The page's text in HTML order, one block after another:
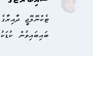
ޓެކްނޮލޮޖީ
ބައިބައިވުން